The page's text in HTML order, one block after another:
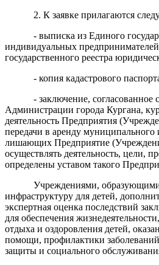
2. К заявке прилагаются
- выписка из Единого
индивидуальных
государственного реестра
- копия кадастрового
- заключение, согласованное
Администрации города Кургана,
деятельность Предприятия
передачи в аренду муниципального
лишающих Предприятие
осуществлять деятельность, цели,
определены уставом такого
Учреждениями,
инфраструктуру для детей,
экспертная оценка последствий
для обеспечения
отдыха и оздоровления детей,
помощи, профилактики
защиты и социального